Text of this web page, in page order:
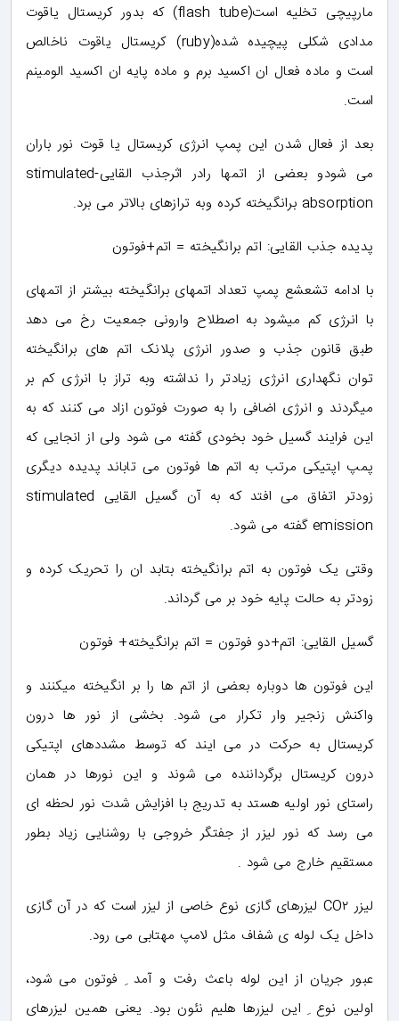
مارپیچی تخلیه است(flash tube) که بدور کریستال یاقوت
مدادی شکلی پیچیده شده(ruby) کریستال یاقوت ناخالص
است و ماده فعال ان اکسید برم و ماده پایه ان اکسید الومینم
است.
بعد از فعال شدن این پمپ انرژی کریستال یا قوت نور باران
می شودو بعضی از اتمها رادر اثرجذب القایی-stimulated
absorption برانگیخته کرده وبه ترازهای بالاتر می برد.
پدیده جذب القایی: اتم برانگیخته = اتم+فوتون
با ادامه تشعشع پمپ تعداد اتمهای برانگیخته بیشتر از اتمهای
با انرژی کم میشود به اصطلاح وارونی جمعیت رخ می دهد
طبق قانون جذب و صدور انرژی پلانک اتم های برانگیخته
توان نگهداری انرژی زیادتر را نداشته وبه تراز با انرژی کم بر
میگردند و انرژی اضافی را به صورت فوتون ازاد می کنند که به
این فرایند گسیل خود بخودی گفته می شود ولی از انجایی که
پمپ اپتیکی مرتب به اتم ها فوتون می تاباند پدیده دیگری
زودتر اتفاق می افتد که به آن گسیل القایی stimulated
emission گفته می شود.
وقتی یک فوتون به اتم برانگیخته بتابد ان را تحریک کرده و
زودتر به حالت پایه خود بر می گرداند.
گسیل القایی: اتم+دو فوتون = اتم برانگیخته+ فوتون
این فوتون ها دوباره بعضی از اتم ها را بر انگیخته میکنند و
واکنش زنجیر وار تکرار می شود. بخشی از نور ها درون
کریستال به حرکت در می ایند که توسط مشددهای اپتیکی
درون کریستال برگرداننده می شوند و این نورها در همان
راستای نور اولیه هستد به تدریج با افزایش شدت نور لحظه ای
می رسد که نور لیزر از جفتگر خروجی با روشنایی زیاد بطور
مستقیم خارج می شود .
لیزر CO۲ لیزرهای گازی نوع خاصی از لیزر است که در آن گازی
داخل یک لوله ی شفاف مثل لامپ مهتابی می رود.
عبور جریان از این لوله باعث رفت و آمد ِ فوتون می شود،
اولین نوع ِ این لیزرها هلیم نئون بود. یعنی همین لیزرهای